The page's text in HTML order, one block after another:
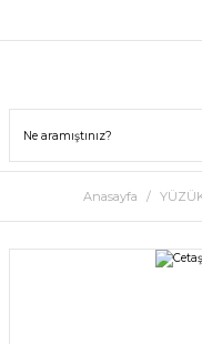
Anasayfa